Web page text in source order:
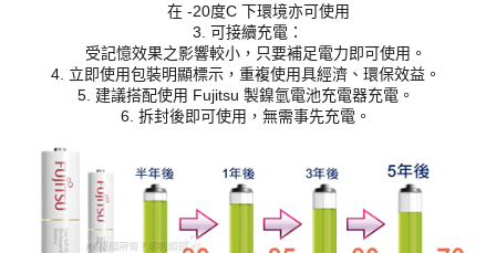
在 -20度C 下環境亦可使用
3. 可接續充電：
受記憶效果之影響較小，只要補足電力即可使用。
4. 立即使用包裝明顯標示，重複使用具經濟、環保效益。
5. 建議搭配使用 Fujitsu 製鎳氫電池充電器充電。
6. 拆封後即可使用，無需事先充電。